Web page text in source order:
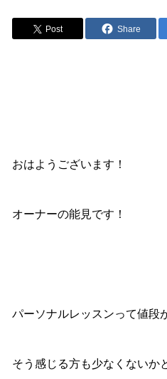
Post Share
おはようございます！
オーナーの能見です！
パーソナルレッスンって値段
そう感じる方も少なくないか